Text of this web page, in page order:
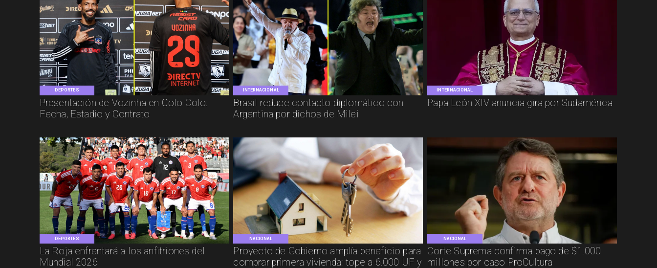
DEPORTES
Presentación de Vozinha en Colo Colo:
Fecha, Estadio y Contrato
INTERNACIONAL
Brasil reduce contacto diplomático con
Argentina por dichos de Milei
INTERNACIONAL
Papa León XIV anuncia gira por Sudamérica
DEPORTES
La Roja enfrentará a los anfitriones del
Mundial 2026
NACIONAL
Proyecto de Gobierno amplía beneficio para
comprar primera vivienda: tope a 6.000 UF y
NACIONAL
Corte Suprema confirma pago de $1.000
millones por caso ProCultura